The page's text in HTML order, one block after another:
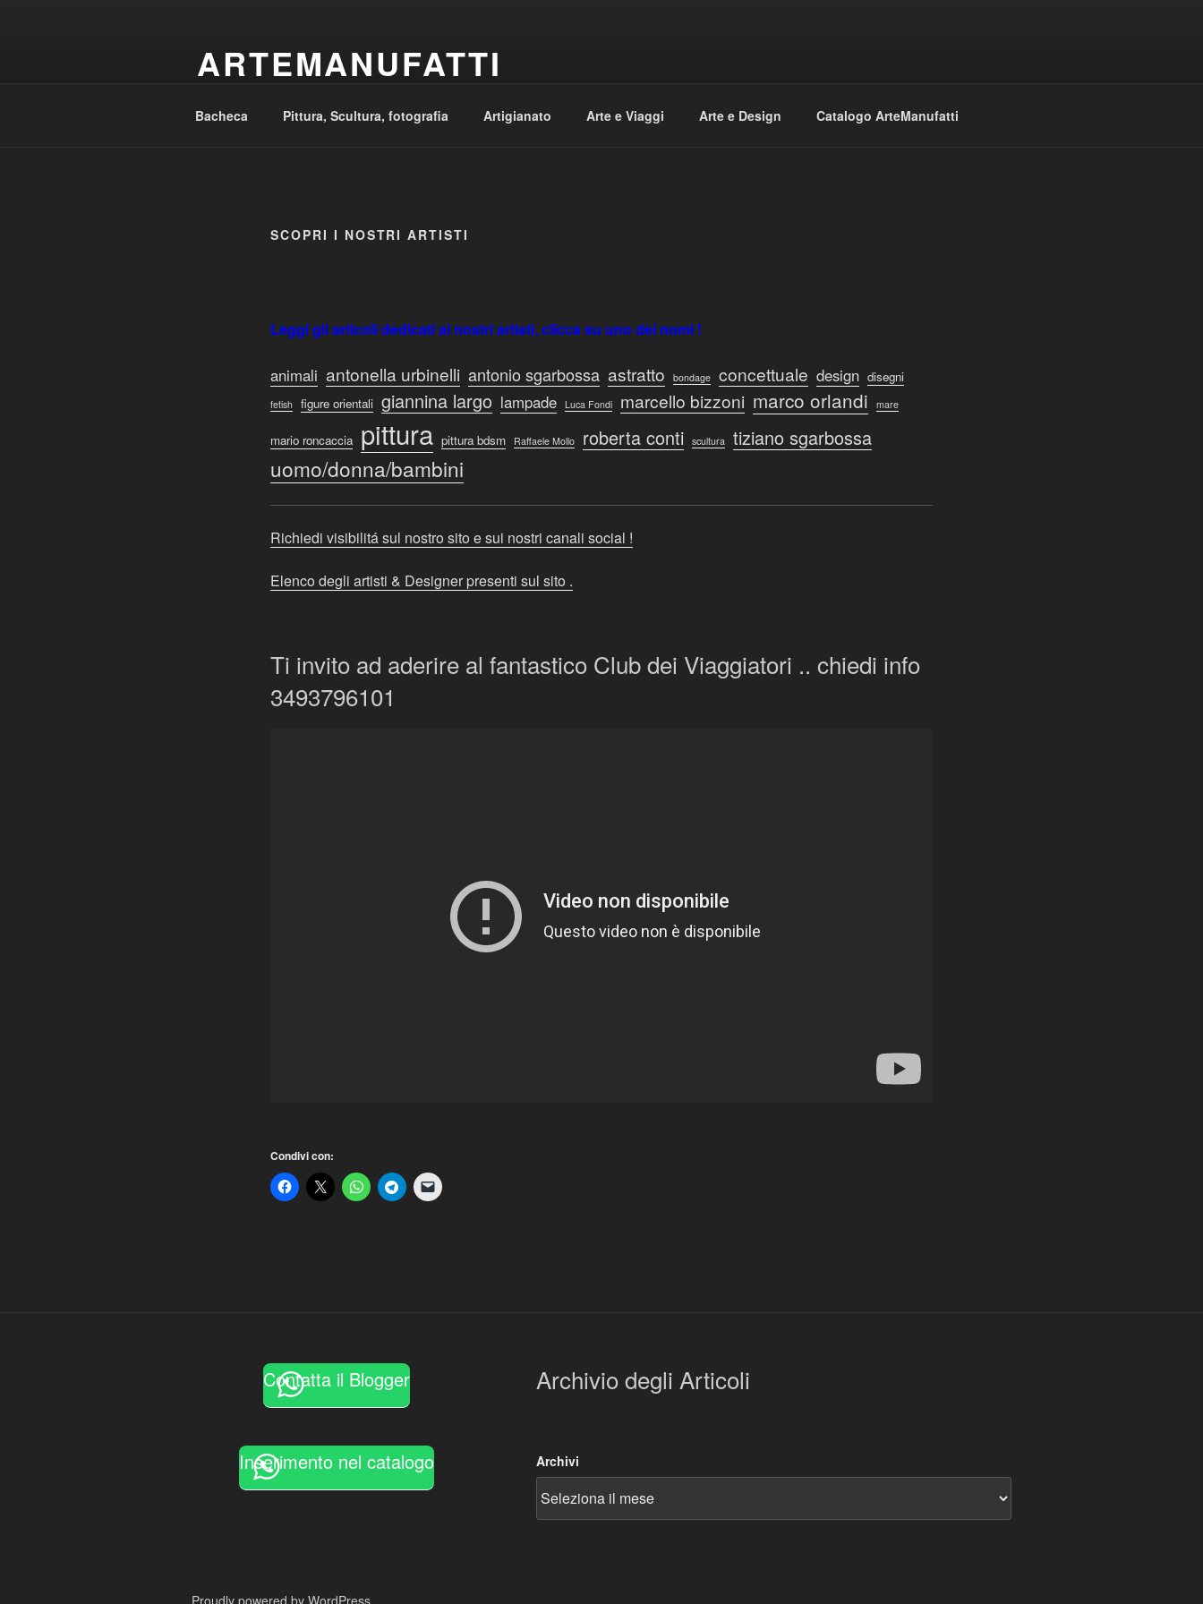
ARTEMANUFATTI
Bacheca Pittura, Scultura, fotografia Artigianato Arte e Viaggi Arte e Design Catalogo ArteManufatti
SCOPRI I NOSTRI ARTISTI
Leggi gli articoli dedicati ai nostri artisti, clicca su uno dei nomi !
animali antonella urbinelli antonio sgarbossa astratto bondage concettuale design disegni
fetish figure orientali giannina largo lampade Luca Fondi marcello bizzoni marco orlandi mare
mario roncaccia pittura pittura bdsm Raffaele Mollo roberta conti scultura tiziano sgarbossa
uomo/donna/bambini
Richiedi visibilitá sul nostro sito e sui nostri canali social !
Elenco degli artisti & Designer presenti sul sito .
Ti invito ad aderire al fantastico Club dei Viaggiatori .. chiedi info
3493796101
Condivi con:
Contatta il Blogger
Inserimento nel catalogo
Archivio degli Articoli
Archivi